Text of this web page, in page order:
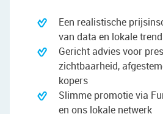
Een realistische
van data en lokale
Gericht advies voor
zichtbaarheid,
kopers
Slimme promotie via
en ons lokale netwerk